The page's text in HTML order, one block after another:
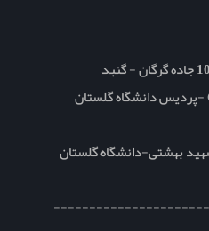
-پردیس دانشگاه گلستان
بهشتی-دانشگاه گلستان